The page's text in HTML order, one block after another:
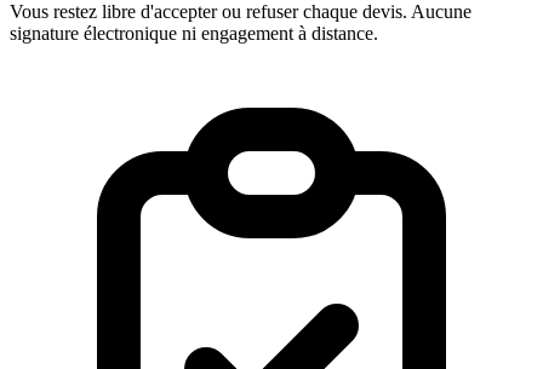
Vous restez libre d'accepter ou refuser chaque devis. Aucune
signature électronique ni engagement à distance.